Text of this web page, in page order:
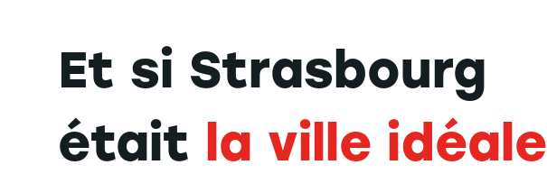
Et si Strasbourg
était la ville idéale